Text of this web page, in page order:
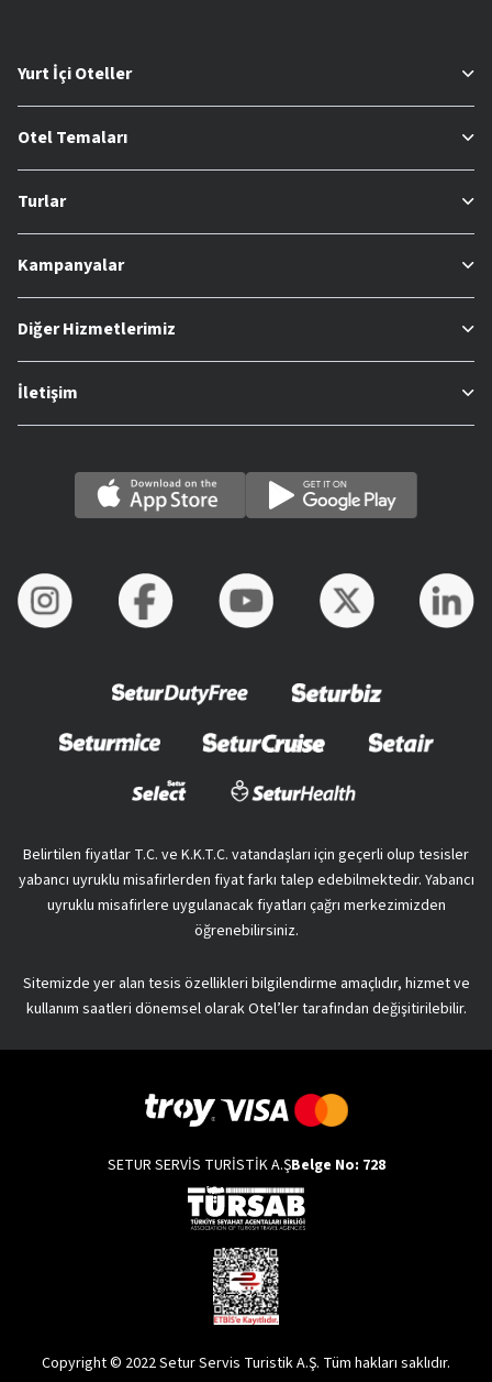
Yurt İçi Oteller
Otel Temaları
Turlar
Kampanyalar
Diğer Hizmetlerimiz
İletişim
Belirtilen fiyatlar T.C. ve K.K.T.C. vatandaşları için geçerli olup tesisler
yabancı uyruklu misafirlerden fiyat farkı talep edebilmektedir. Yabancı
uyruklu misafirlere uygulanacak fiyatları çağrı merkezimizden
öğrenebilirsiniz.
Sitemizde yer alan tesis özellikleri bilgilendirme amaçlıdır, hizmet ve
kullanım saatleri dönemsel olarak Otel’ler tarafından değişitirilebilir.
SETUR SERVİS TURİSTİK A.ŞBelge No: 728
Copyright © 2022 Setur Servis Turistik A.Ş. Tüm hakları saklıdır.